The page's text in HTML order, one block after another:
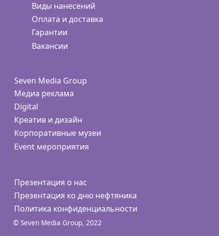
Виды нанесений
Оплата и доставка
Гарантии
Вакансии
Seven Media Group
Медиа реклама
Digital
Креатив и дизайн
Корпоративные музеи
Event мероприятия
Презентация о нас
Презентация ко дню нефтяника
Политика конфиденциальности
© Seven Media Group, 2022